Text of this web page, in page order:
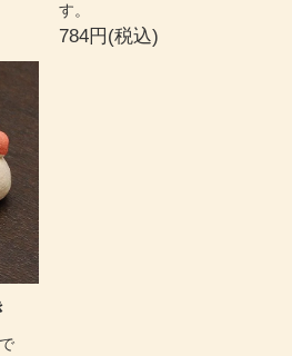
す。
784円(税込)